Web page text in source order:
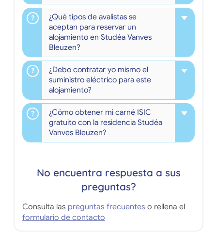
¿Qué tipos de avalistas se
aceptan para reservar un
alojamiento en Studéa Vanves
Bleuzen?
¿Debo contratar yo mismo el
suministro eléctrico para este
alojamiento?
¿Cómo obtener mi carné ISIC
gratuito con la residencia Studéa
Vanves Bleuzen?
No encuentra respuesta a sus
preguntas?
Consulta las preguntas frecuentes o rellena el
formulario de contacto